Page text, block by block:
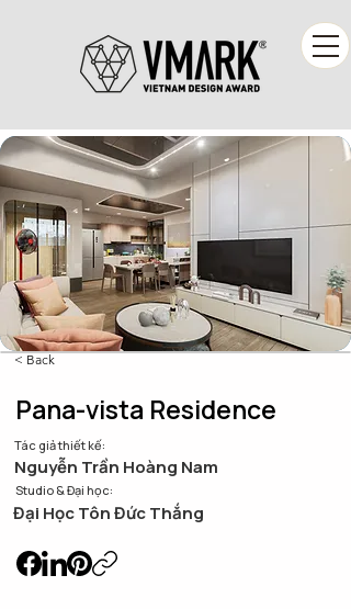
< Back
Pana-vista Residence
Tác giả thiết kế:
Nguyễn Trần Hoàng Nam
Studio & Đại học:
Đại Học Tôn Đức Thắng